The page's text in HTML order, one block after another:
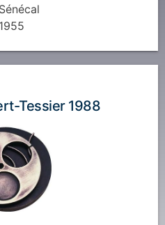
Sénécal
1955
Tessier 1988